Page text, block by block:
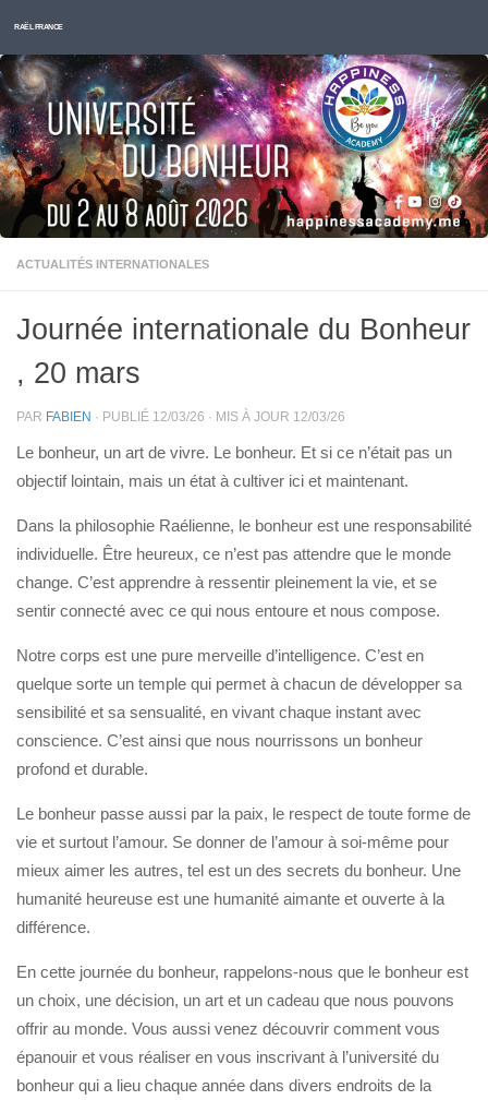
Skip to content
RAËL FRANCE
ACTUALITÉS INTERNATIONALES
Journée internationale du Bonheur
, 20 mars
PAR FABIEN · PUBLIÉ 12/03/26 · MIS À JOUR 12/03/26
Le bonheur, un art de vivre. Le bonheur. Et si ce n’était pas un
objectif lointain, mais un état à cultiver ici et maintenant.
Dans la philosophie Raélienne, le bonheur est une responsabilité
individuelle. Être heureux, ce n’est pas attendre que le monde
change. C’est apprendre à ressentir pleinement la vie, et se
sentir connecté avec ce qui nous entoure et nous compose.
Notre corps est une pure merveille d’intelligence. C’est en
quelque sorte un temple qui permet à chacun de développer sa
sensibilité et sa sensualité, en vivant chaque instant avec
conscience. C’est ainsi que nous nourrissons un bonheur
profond et durable.
Le bonheur passe aussi par la paix, le respect de toute forme de
vie et surtout l’amour. Se donner de l’amour à soi-même pour
mieux aimer les autres, tel est un des secrets du bonheur. Une
humanité heureuse est une humanité aimante et ouverte à la
différence.
En cette journée du bonheur, rappelons-nous que le bonheur est
un choix, une décision, un art et un cadeau que nous pouvons
offrir au monde. Vous aussi venez découvrir comment vous
épanouir et vous réaliser en vous inscrivant à l’université du
bonheur qui a lieu chaque année dans divers endroits de la